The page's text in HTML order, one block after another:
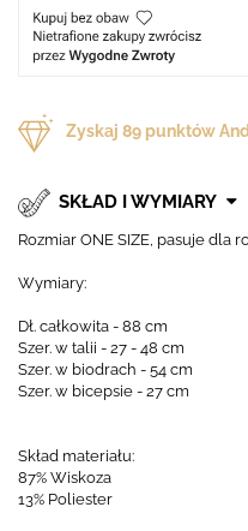
Zyskaj 89 punktów
SKŁAD I WYMIARY
Rozmiar ONE SIZE, pasuje dla
Wymiary:
Dł. całkowita - 88 cm
Szer. w talii - 27 - 48 cm
Szer. w biodrach - 54 cm
Szer. w bicepsie - 27 cm
Skład materiału:
87% Wiskoza
13% Poliester